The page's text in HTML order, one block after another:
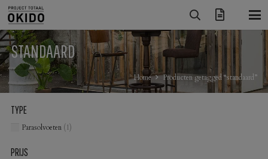
STANDAARD
Home Producten getagged “standaard”
TYPE
Parasolvoeten (1)
PRIJS